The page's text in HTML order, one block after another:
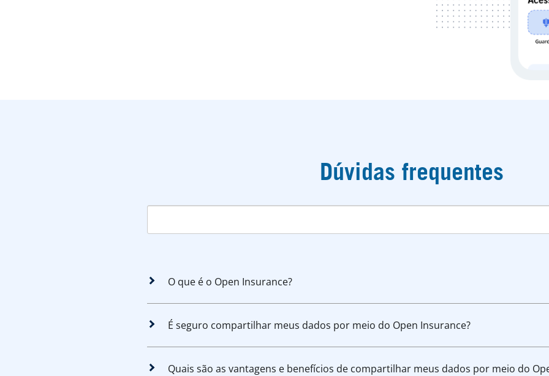
Dúvidas frequentes
O que é o Open Insurance?
É seguro compartilhar meus dados por meio do Open Insurance?
Quais são as vantagens e benefícios de compartilhar meus dados por meio do